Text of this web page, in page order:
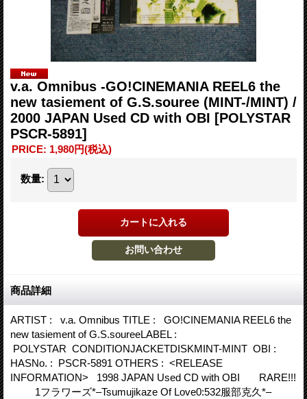
v.a. Omnibus -GO!CINEMANIA REEL6 the
new tasiement of G.S.souree (MINT-/MINT) /
2000 JAPAN Used CD with OBI [POLYSTAR
PSCR-5891]
PRICE: 1,980円(税込)
数量:
商品詳細
ARTIST : v.a. Omnibus TITLE : GO!CINEMANIA REEL6 the
new tasiement of G.S.soureeLABEL :
POLYSTAR CONDITIONJACKETDISKMINT-MINT OBI :
HASNo. : PSCR-5891 OTHERS : <RELEASE
INFORMATION> 1998 JAPAN Used CD with OBI RARE!!!
1フラワーズ*–Tsumujikaze Of Love0:532服部克久*–